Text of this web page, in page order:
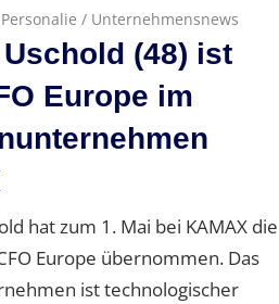
Personalie / Unternehmensnews
(48) ist
Europe im
hat zum 1. Mai bei KAMAX die
Europe übernommen. Das
ist technologischer